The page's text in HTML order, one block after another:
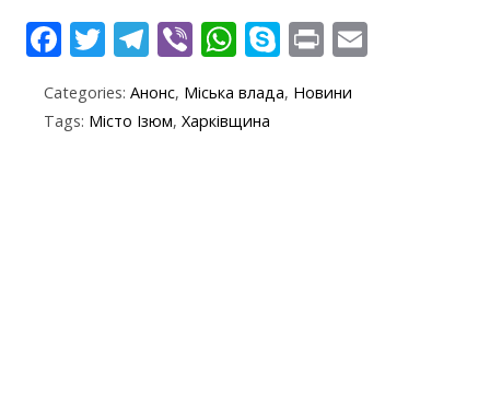
F
e
b
T
itt
T
e
gr
Vi
er
W
at
s
S
y
Pr
t
Categories: Анонс, Міська влада, Новини
Tags: Місто Ізюм, Харківщина